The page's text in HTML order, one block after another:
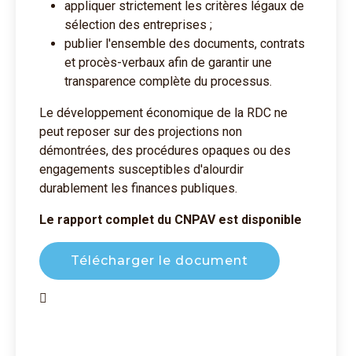
appliquer strictement les critères légaux de
sélection des entreprises ;
publier l'ensemble des documents, contrats
et procès-verbaux afin de garantir une
transparence complète du processus.
Le développement économique de la RDC ne
peut reposer sur des projections non
démontrées, des procédures opaques ou des
engagements susceptibles d'alourdir
durablement les finances publiques.
Le rapport complet du CNPAV est disponible
Télécharger le document